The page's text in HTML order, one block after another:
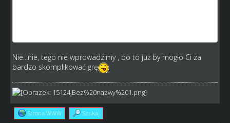
Nie...nie, tego nie wprowadzimy , bo to już by mogło Ci za
bardzo skomplikować grę
Strona WWW Szukaj